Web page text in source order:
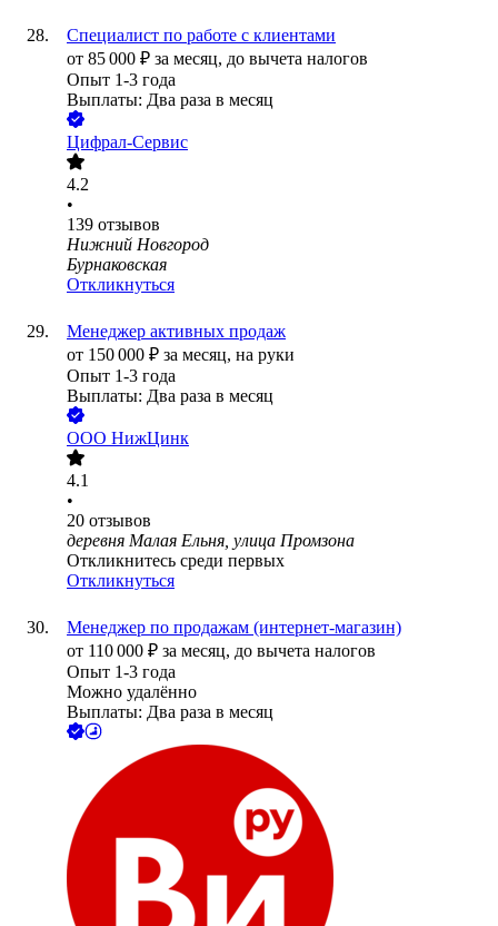
Специалист по работе с клиентами
от 85 000 ₽ за месяц, до вычета налогов
Опыт 1-3 года
Выплаты: Два раза в месяц
Цифрал-Сервис
4.2
•
139 отзывов
Нижний Новгород
Бурнаковская
Откликнуться
Менеджер активных продаж
от 150 000 ₽ за месяц, на руки
Опыт 1-3 года
Выплаты: Два раза в месяц
ООО НижЦинк
4.1
•
20 отзывов
деревня Малая Ельня, улица Промзона
Откликнитесь среди первых
Откликнуться
Менеджер по продажам (интернет-магазин)
от 110 000 ₽ за месяц, до вычета налогов
Опыт 1-3 года
Можно удалённо
Выплаты: Два раза в месяц